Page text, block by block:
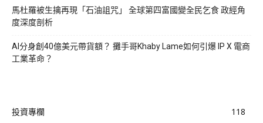
馬杜羅被生擒再現「石油詛咒」 全球第四富國變全民乞食 政經角
度深度剖析
AI分身創40億美元帶貨額？ 攤手哥Khaby Lame如何引爆 IP X 電商
工業革命？
投資專欄
118